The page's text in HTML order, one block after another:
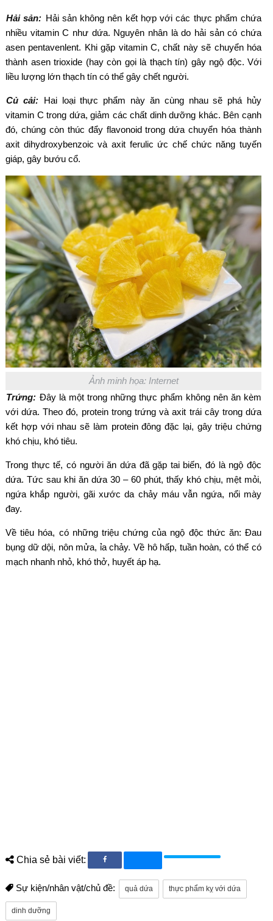
Hải sản: Hải sản không nên kết hợp với các thực phẩm chứa
nhiều vitamin C như dứa. Nguyên nhân là do hải sản có chứa
asen pentavenlent. Khi gặp vitamin C, chất này sẽ chuyển hóa
thành asen trioxide (hay còn gọi là thạch tín) gây ngộ độc. Với
liều lượng lớn thạch tín có thể gây chết người.
Củ cải: Hai loại thực phẩm này ăn cùng nhau sẽ phá hủy
vitamin C trong dứa, giảm các chất dinh dưỡng khác. Bên cạnh
đó, chúng còn thúc đẩy flavonoid trong dứa chuyển hóa thành
axit dihydroxybenzoic và axit ferulic ức chế chức năng tuyến
giáp, gây bướu cổ.
Ảnh minh họa: Internet
Trứng: Đây là một trong những thực phẩm không nên ăn kèm
với dứa. Theo đó, protein trong trứng và axit trái cây trong dứa
kết hợp với nhau sẽ làm protein đông đặc lại, gây triệu chứng
khó chịu, khó tiêu.
Trong thực tế, có người ăn dứa đã gặp tai biến, đó là ngộ độc
dứa. Tức sau khi ăn dứa 30 – 60 phút, thấy khó chịu, mệt mỏi,
ngứa khắp người, gãi xước da chảy máu vẫn ngứa, nổi mày
đay.
Về tiêu hóa, có những triệu chứng của ngộ độc thức ăn: Đau
bụng dữ dội, nôn mửa, ỉa chảy. Về hô hấp, tuần hoàn, có thể có
mạch nhanh nhỏ, khó thở, huyết áp hạ.
Chia sẻ bài viết:
Sự kiện/nhân vật/chủ đề: quả dứa thực phẩm kỵ với dứa
dinh dưỡng